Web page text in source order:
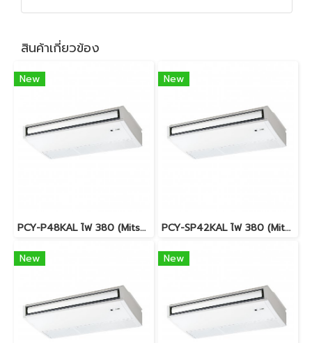
สินค้าเกี่ยวข้อง
New
PCY-P48KAL ไฟ 380 (Mitsubishi Electric Mr.Slim)
New
PCY-SP42KAL ไฟ 380 (Mitsubishi Electric Mr.Slim)
New New